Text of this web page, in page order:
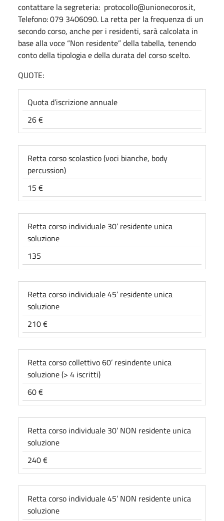
contattare la segreteria: protocollo@unionecoros.it,
Telefono: 079 3406090. La retta per la frequenza di un
secondo corso, anche per i residenti, sarà calcolata in
base alla voce “Non residente” della tabella, tenendo
conto della tipologia e della durata del corso scelto.
QUOTE:
Quota d’iscrizione annuale
26 €
Retta corso scolastico (voci bianche, body
percussion)
15 €
Retta corso individuale 30’ residente unica
soluzione
135
Retta corso individuale 45’ residente unica
soluzione
210 €
Retta corso collettivo 60’ resindente unica
soluzione (> 4 iscritti)
60 €
Retta corso individuale 30’ NON residente unica
soluzione
240 €
Retta corso individuale 45’ NON residente unica
soluzione